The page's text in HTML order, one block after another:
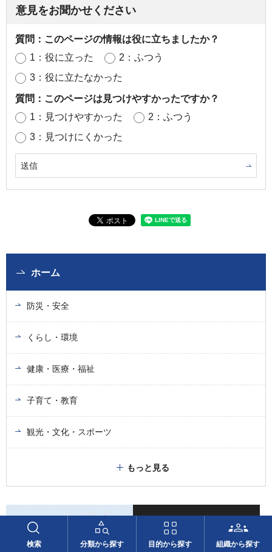
検索 分類から探す 目的から探す 組織から探す
意見をお聞かせください
質問：このページの情報は役に立ちましたか？
1：役に立った
2：ふつう
3：役に立たなかった
質問：このページは見つけやすかったですか？
1：見つけやすかった
2：ふつう
3：見つけにくかった
ホーム
防災・安全
くらし・環境
健康・医療・福祉
子育て・教育
観光・文化・スポーツ
もっと見る